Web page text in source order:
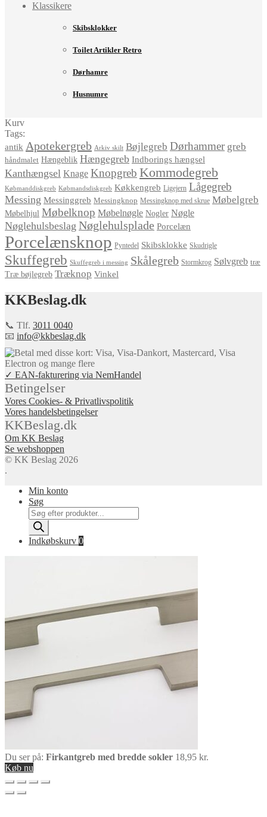
Klassikere
Skibsklokker
Toilet Artikler Retro
Dørhamre
Husnumre
Kurv
Tags:
antik Apotekergreb Arkiv skilt Bøjlegreb Dørhammer greb
håndmalet Hængeblik Hængegreb Indborings hængsel
Kanthængsel Knage Knopgreb Kommodegreb
Købmanddiskgreb Købmandsdiskgreb Køkkengreb Ligejern Lågegreb
Messing Messinggreb Messingknop Messingknop med skrue Møbelgreb
Møbelhjul Møbelknop Møbelnøgle Nogler Nøgle
Nøglehulsbeslag Nøglehulsplade Porcelæn
Porcelænsknop Pyntedel Skibsklokke Skudrigle
Skuffegreb Skuffegreb i messing Skålegreb Stormkrog Sølvgreb træ
Træ bøjlegreb Træknop Vinkel
KKBeslag.dk
📞 Tlf. 3011 0040
📧 info@kkbeslag.dk
✓ EAN-fakturering via NemHandel
Betingelser
Vores Cookies- & Privatlivspolitik
Vores handelsbetingelser
KKBeslag.dk
Om KK Beslag
Se webshoppen
© KK Beslag 2026
.
Min konto
Søg
Products
search
Indkøbskurv 0
Du ser på: Firkantgreb med bredde sokler 18,95 kr.
Køb nu